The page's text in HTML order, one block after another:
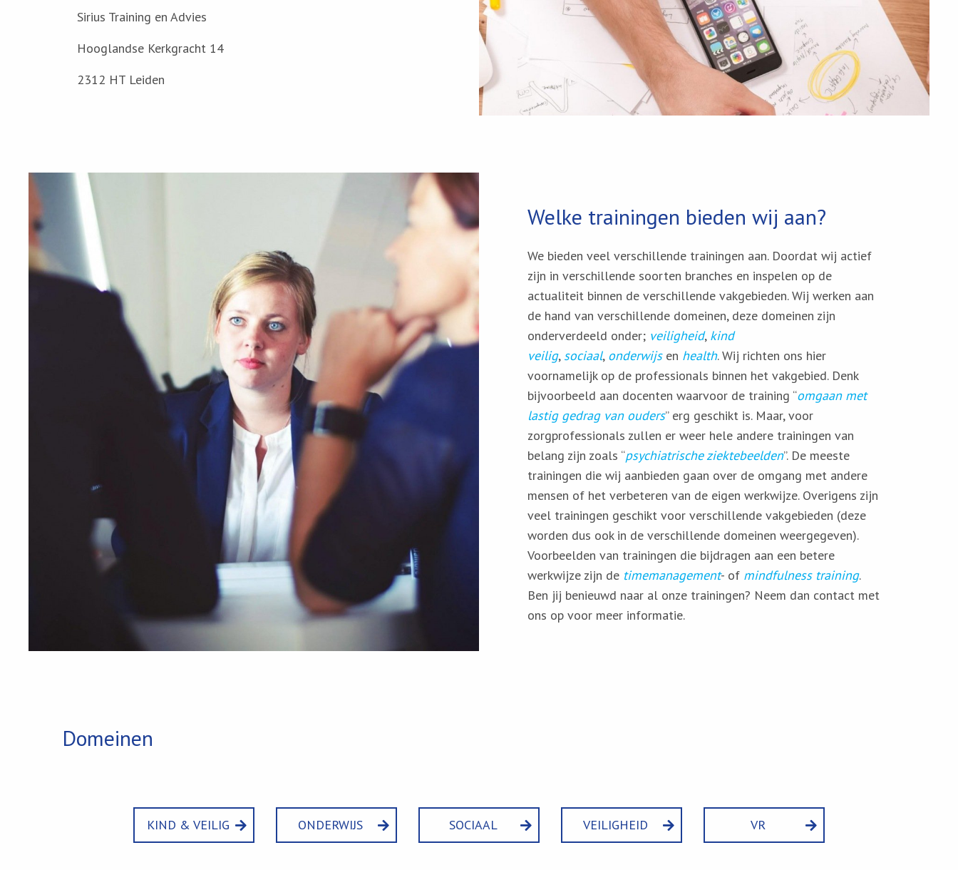
Sirius Training en Advies
Hooglandse Kerkgracht 14
2312 HT Leiden
Welke trainingen bieden wij aan?
We bieden veel verschillende trainingen aan. Doordat wij actief
zijn in verschillende soorten branches en inspelen op de
actualiteit binnen de verschillende vakgebieden. Wij werken aan
de hand van verschillende domeinen, deze domeinen zijn
onderverdeeld onder; veiligheid, kind
veilig, sociaal, onderwijsen health. Wij richten ons hier
voornamelijk op de professionals binnen het vakgebied. Denk
bijvoorbeeld aan docenten waarvoor de training “omgaan met
lastig gedrag van ouders” erg geschikt is. Maar, voor
zorgprofessionals zullen er weer hele andere trainingen van
belang zijn zoals “psychiatrische ziektebeelden”. De meeste
trainingen die wij aanbieden gaan over de omgang met andere
mensen of het verbeteren van de eigen werkwijze. Overigens zijn
veel trainingen geschikt voor verschillende vakgebieden (deze
worden dus ook in de verschillende domeinen weergegeven).
Voorbeelden van trainingen die bijdragen aan een betere
werkwijze zijn de timemanagement- of mindfulness training.
Ben jij benieuwd naar al onze trainingen? Neem dan contact met
ons op voor meer informatie.
Domeinen
KIND & VEILIG ONDERWIJS SOCIAAL VEILIGHEID VR